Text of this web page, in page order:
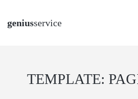
geniusservice
TEMPLATE: